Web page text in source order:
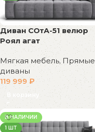
Диван СОтА-51 велюр
Роял агат
Мягкая мебель, Прямые
диваны
119 999 ₽
В корзину
В НАЛИЧИИ
1 ШТ